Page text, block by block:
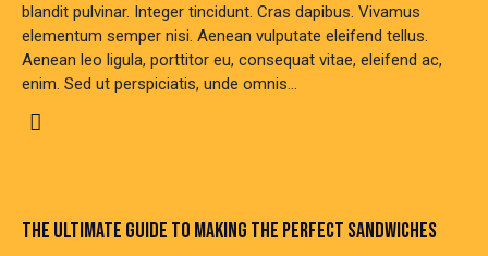
blandit pulvinar. Integer tincidunt. Cras dapibus. Vivamus
elementum semper nisi. Aenean vulputate eleifend tellus.
Aenean leo ligula, porttitor eu, consequat vitae, eleifend ac,
enim. Sed ut perspiciatis, unde omnis…
THE ULTIMATE GUIDE TO MAKING THE PERFECT SANDWICHES